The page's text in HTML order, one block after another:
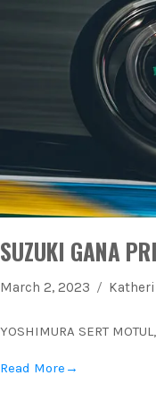
SUZUKI GANA
March 2, 2023
YOSHIMURA SERT
Read More →